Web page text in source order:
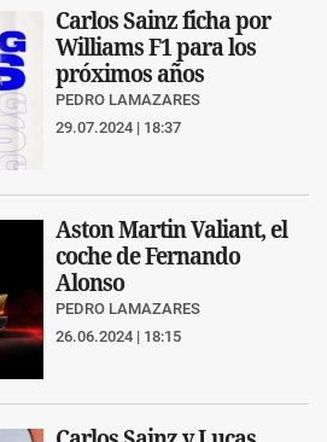
Carlos Sainz ficha por
Williams F1 para los
próximos años
PEDRO LAMAZARES
29.07.2024 | 18:37
Aston Martin Valiant, el
coche de Fernando
Alonso
PEDRO LAMAZARES
26.06.2024 | 18:15